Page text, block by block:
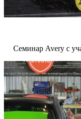
Семинар Avery с